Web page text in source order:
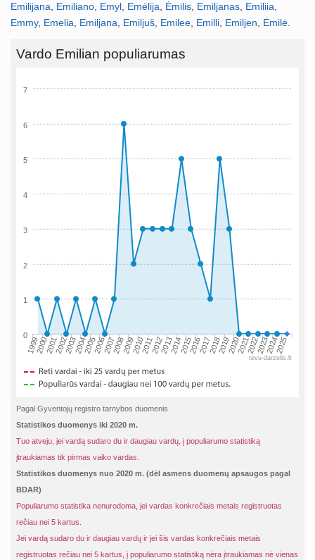
Emilijana
Emiliano Emyl Emėlija Ėmilis Emiljanas Emiliia
Emmy, Emelia Emiljana Emiljuš Emilee Emilli Emiljen Ėmilė
Vardo Emilian populiarumas
199920002001200220032004200520062007200820092010201120122013201420152016201720182019202020212022202320242025
0
1
2
3
4
5
6
7
tevu-darzelis.lt
Pagal Gyventojų registro tarnybos duomenis
Statistikos duomenys iki 2020 m.
Tuo atveju, jei vardą sudaro du ir daugiau vardų, į populiarumo statistiką
įtraukiamas tik pirmas vaiko vardas.
Statistikos duomenys nuo 2020 m. (dėl asmens duomenų apsaugos pagal
BDAR)
Populiarumo statistika nenurodoma, jei vardas konkrečiais metais registruotas
rečiau nei 5 kartus.
Jei vardą sudaro du ir daugiau vardų ir jei šis vardas konkrečiais metais
registruotas rečiau nei 5 kartus, į populiarumo statistiką nėra įtraukiamas nė vienas